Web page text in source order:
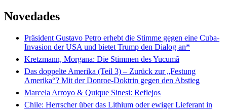
Novedades
Präsident Gustavo Petro erhebt die Stimme gegen eine Cuba-
Invasion der USA und bietet Trump den Dialog an*
Kretzmann, Morgana: Die Stimmen des Yucumã
Das doppelte Amerika (Teil 3) – Zurück zur „Festung
Amerika“? Mit der Donroe-Doktrin gegen den Abstieg
Marcela Arroyo & Quique Sinesi: Reflejos
Chile: Herrscher über das Lithium oder ewiger Lieferant in